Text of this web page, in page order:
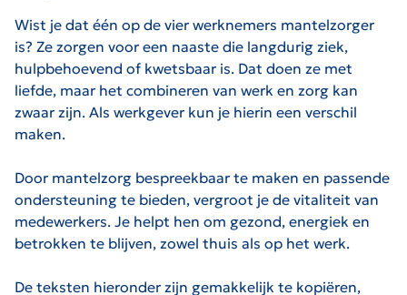
Wist je dat één op de vier werknemers mantelzorger
is? Ze zorgen voor een naaste die langdurig ziek,
hulpbehoevend of kwetsbaar is. Dat doen ze met
liefde, maar het combineren van werk en zorg kan
zwaar zijn. Als werkgever kun je hierin een verschil
maken.
Door mantelzorg bespreekbaar te maken en passende
ondersteuning te bieden, vergroot je de vitaliteit van
medewerkers. Je helpt hen om gezond, energiek en
betrokken te blijven, zowel thuis als op het werk.
De teksten hieronder zijn gemakkelijk te kopiëren,